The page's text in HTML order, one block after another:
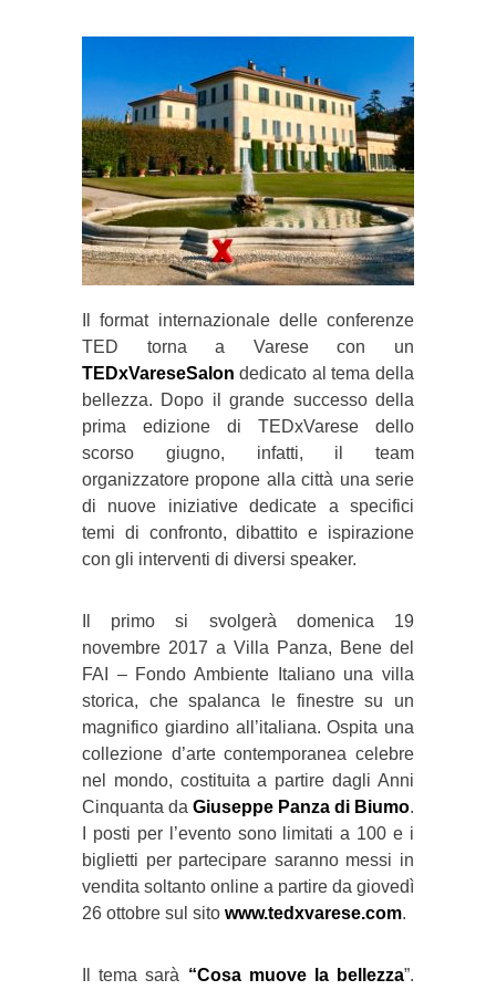
Il format internazionale delle conferenze
TED torna a Varese con un
TEDxVareseSalon dedicato al tema della
bellezza. Dopo il grande successo della
prima edizione di TEDxVarese dello
scorso giugno, infatti, il team
organizzatore propone alla città una serie
di nuove iniziative dedicate a specifici
temi di confronto, dibattito e ispirazione
con gli interventi di diversi speaker.
Il primo si svolgerà domenica 19
novembre 2017 a Villa Panza, Bene del
FAI – Fondo Ambiente Italiano una villa
storica, che spalanca le finestre su un
magnifico giardino all’italiana. Ospita una
collezione d’arte contemporanea celebre
nel mondo, costituita a partire dagli Anni
Cinquanta da Giuseppe Panza di Biumo.
I posti per l’evento sono limitati a 100 e i
biglietti per partecipare saranno messi in
vendita soltanto online a partire da giovedì
26 ottobre sul sito www.tedxvarese.com.
Il tema sarà “Cosa muove la bellezza”.